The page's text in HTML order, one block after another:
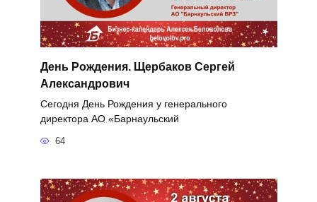
День Рождения. Щербаков Сергей
Александрович
Сегодня День Рождения у генерального
директора АО «Барнаульский
64